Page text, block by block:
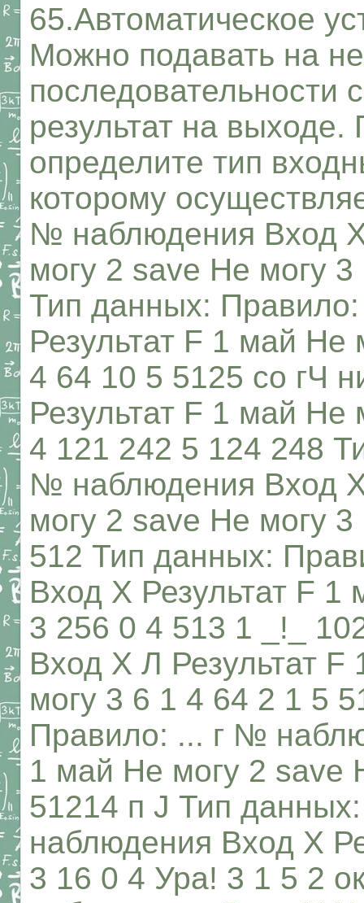
65.Автоматическое
Можно подавать на
последовательности
результат на
определите тип
которому
№ наблюдения Вход
могу 2 save Не могу
Тип данных:
Результат F 1 май
4 64 10 5 5125 со гЧ
Результат F 1 май
4 121 242 5 124 248
№ наблюдения Вход
могу 2 save Не могу
512 Тип данных:
Вход X Результат F
3 256 0 4 513 1 _!_
Вход X Л Результат
могу 3 6 1 4 64 2 1 5
Правило: ... г №
1 май Не могу 2 save
51214 п J Тип
наблюдения Вход X
3 16 0 4 Ура! 3 1 5 2